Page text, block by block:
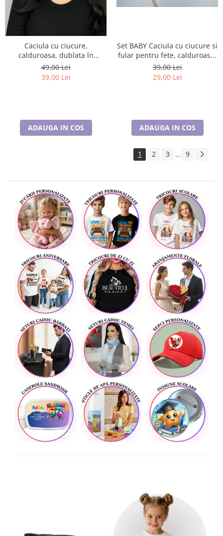
Caciula cu ciucure,
calduroasa, dublata în
interior, acoperă urechile și
fruntea
49,00 Lei
39,00 Lei
ADAUGA IN COS
Set BABY Caciula cu ciucure si
fular pentru fete, calduroase,
caciula dublata în interior,
acoperă urechile și fruntea
39,00 Lei
29,00 Lei
ADAUGA IN COS
1 2 3 ... 9